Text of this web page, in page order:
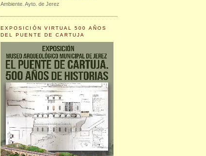
Ambiente. Ayto. de Jerez
EXPOSICIÓN VIRTUAL 500 AÑOS
DEL PUENTE DE CARTUJA